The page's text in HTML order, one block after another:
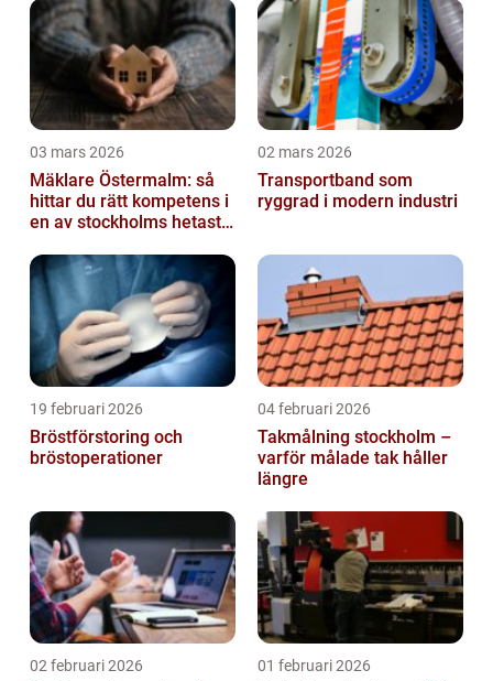
03 mars 2026
Mäklare Östermalm: så
hittar du rätt kompetens i
en av stockholms hetaste
02 mars 2026
Transportband som
ryggrad i modern industri
19 februari 2026
Bröstförstoring och
bröstoperationer
04 februari 2026
Takmålning stockholm –
varför målade tak håller
längre
02 februari 2026 01 februari 2026